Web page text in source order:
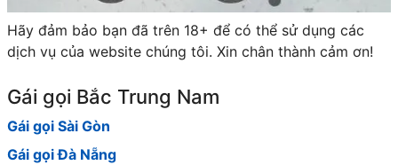
Hãy đảm bảo bạn đã trên 18+ để có thể sử dụng các
dịch vụ của website chúng tôi. Xin chân thành cảm ơn!
Gái gọi Bắc Trung Nam
Gái gọi Sài Gòn
Gái gọi Đà Nẵng